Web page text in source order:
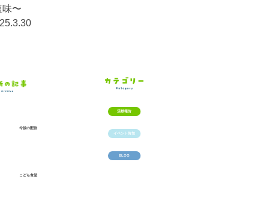
味〜
今後の配信
こども食堂
活動報告
イベント告知
BLOG